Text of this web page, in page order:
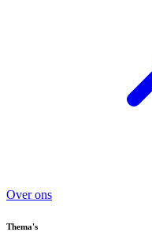
Over ons
Thema's